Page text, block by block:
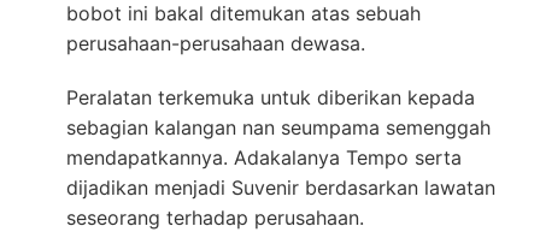
bobot ini bakal ditemukan atas sebuah
perusahaan-perusahaan dewasa.
Peralatan terkemuka untuk diberikan kepada
sebagian kalangan nan seumpama semenggah
mendapatkannya. Adakalanya Tempo serta
dijadikan menjadi Suvenir berdasarkan lawatan
seseorang terhadap perusahaan.